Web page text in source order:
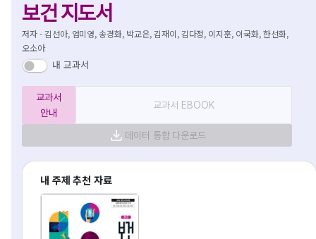
보건 지도서
저자 - 김선아, 엄미영, 송경화, 박교은, 김재이, 김다정, 이지훈, 이국화, 한선화,
오소아
내 교과서
교과서
안내
교과서 EBOOK
데이터 통합 다운로드
내 주제 추천 자료